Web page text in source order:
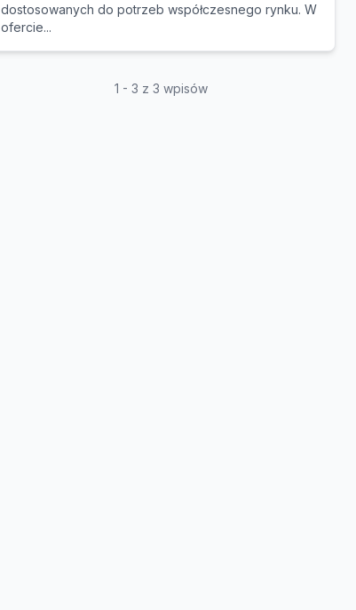
dostosowanych do potrzeb współczesnego rynku. W
ofercie...
1 - 3 z 3 wpisów